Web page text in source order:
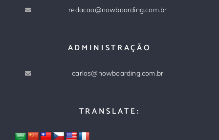
redacao@nowboarding.com.br
ADMINISTRAÇÃO
carlos@nowboarding.com.br
TRANSLATE: